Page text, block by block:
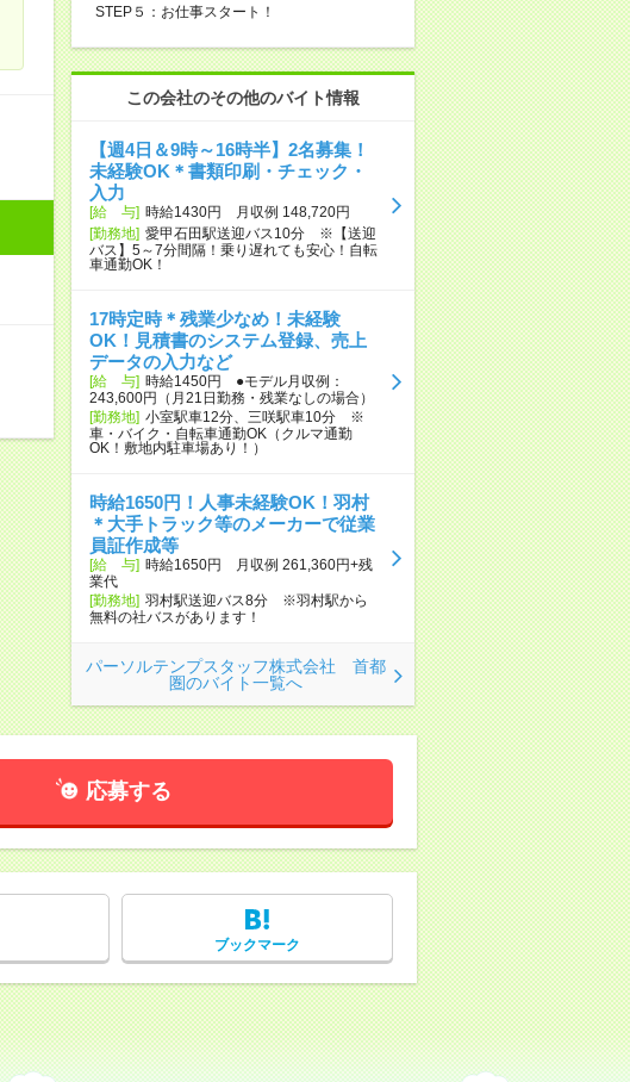
STEP５：お仕事スタート！
この会社のその他のバイト情報
【週4日＆9時～16時半】2名募集！
未経験OK＊書類印刷・チェック・
入力
[給 与] 時給1430円 月収例 148,720円
[勤務地] 愛甲石田駅送迎バス10分 ※【送迎
バス】5～7分間隔！乗り遅れても安心！自転
車通勤OK！
17時定時＊残業少なめ！未経験
OK！見積書のシステム登録、売上
データの入力など
[給 与] 時給1450円 ●モデル月収例：
243,600円（月21日勤務・残業なしの場合）
[勤務地] 小室駅車12分、三咲駅車10分 ※
車・バイク・自転車通勤OK（クルマ通勤
OK！敷地内駐車場あり！）
時給1650円！人事未経験OK！羽村
＊大手トラック等のメーカーで従業
員証作成等
[給 与] 時給1650円 月収例 261,360円+残
業代
[勤務地] 羽村駅送迎バス8分 ※羽村駅から
無料の社バスがあります！
パーソルテンプスタッフ株式会社 首都
圏のバイト一覧へ
応募する
ブックマーク